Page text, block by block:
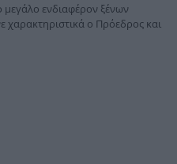
μεγάλο ενδιαφέρον ξένων
ο Πρόεδρος και